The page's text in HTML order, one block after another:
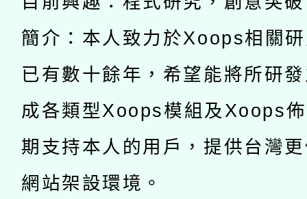
pilot」
薪期間赴陸應申請許可
轉知經濟部水利署委託
業技術研究院辦理「
用水績優單位及節水達
動」
115年8月22日(星期六
桃園市孔廟祈福系列
開 智慧啟航」
2026年桃園地景藝術
簡介：本人致力於Xoops相關
已有數十餘年，希望能將所研
成各類型Xoops模組及Xoops
期支持本人的用戶，提供台灣
網站架設環境。